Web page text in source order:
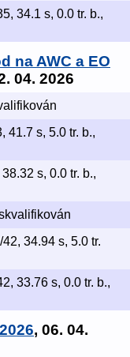
34.1 s, 0.0 tr. b.,
na AWC a EO
04. 2026
41.7 s, 5.0 tr. b.,
s, 0.0 tr. b.,
42, 34.94 s, 5.0 tr.
33.76 s, 0.0 tr. b.,
, 06. 04.